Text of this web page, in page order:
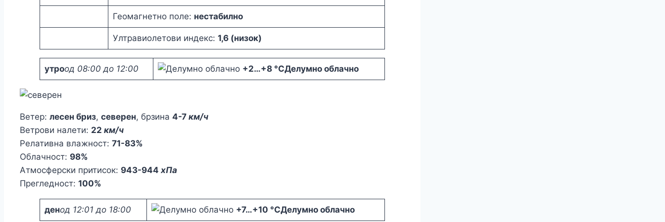
Геомагнетно поле: нестабилно
Ултравиолетови индекс: 1,6 (низок)
утроод 08:00 до 12:00 +2…+8 °CДелумно облачно
Ветер: лесен бриз, северен, брзина 4-7 км/ч
Ветрови налети: 22 км/ч
Релативна влажност: 71-83%
Облачност: 98%
Атмосферски притисок: 943-944 хПа
Прегледност: 100%
денод 12:01 до 18:00 +7…+10 °CДелумно облачно